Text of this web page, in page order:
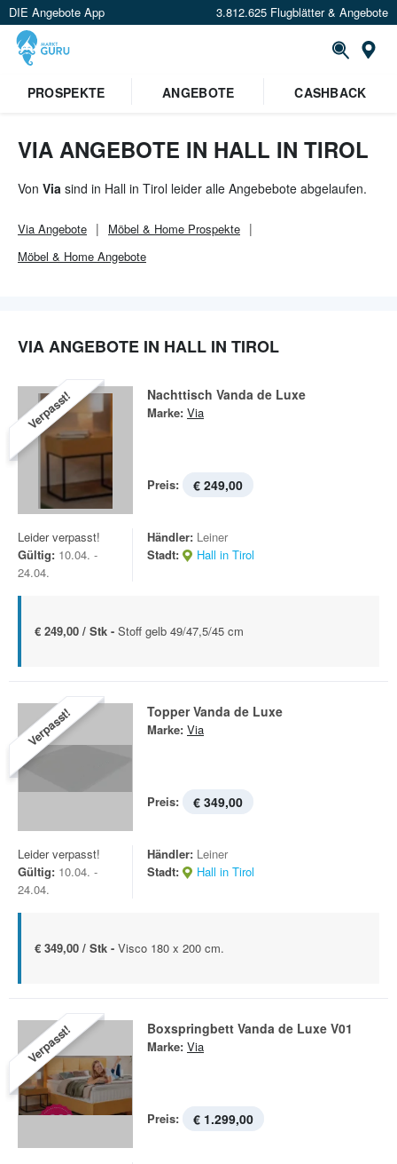
DIE Angebote App 3.812.625 Flugblätter & Angebote
PROSPEKTE
ANGEBOTE CASHBACK
VIA ANGEBOTE IN HALL IN TIROL
Von Via sind in Hall in Tirol leider alle Angebebote abgelaufen.
Via Angebote Möbel & Home Prospekte
Möbel & Home Angebote
VIA ANGEBOTE IN HALL IN TIROL
Verpasst! Nachttisch Vanda de Luxe
Marke: Via
Preis: € 249,00
Leider verpasst!
Gültig: 10.04. -
24.04.
Händler: Leiner
Stadt:
Hall in Tirol
€ 249,00 / Stk - Stoff gelb 49/47,5/45 cm
Verpasst! Topper Vanda de Luxe
Marke: Via
Preis: € 349,00
Leider verpasst!
Gültig: 10.04. -
24.04.
Händler: Leiner
Stadt:
Hall in Tirol
€ 349,00 / Stk - Visco 180 x 200 cm.
Verpasst! Boxspringbett Vanda de Luxe V01
Marke: Via
Preis: € 1.299,00